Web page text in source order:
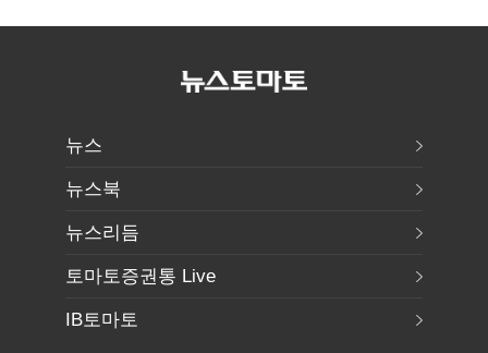
똘똘한 한 채'
없으면 '공수표'
부사장 내정
뉴스
뉴스북
뉴스리듬
토마토증권통 Live
IB토마토